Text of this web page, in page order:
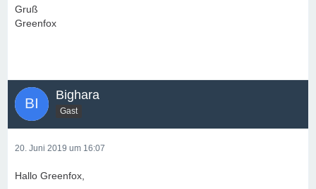
Gruß
Greenfox
Bighara
Gast
20. Juni 2019 um 16:07
Hallo Greenfox,